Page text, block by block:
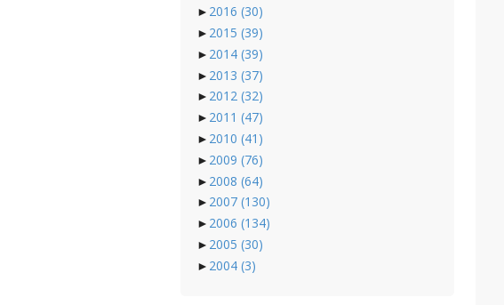
► 2016 (30)
► 2015 (39)
► 2014 (39)
► 2013 (37)
► 2012 (32)
► 2011 (47)
► 2010 (41)
► 2009 (76)
► 2008 (64)
► 2007 (130)
► 2006 (134)
► 2005 (30)
► 2004 (3)